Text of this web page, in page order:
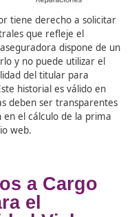
las pólizas, marcar las
y realizar un
la culpa, la firma
que el documento